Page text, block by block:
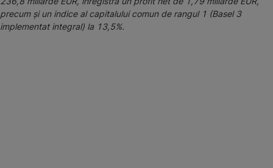
precum și un indice al capitalului comun de rangul 1 (Basel 3
implementat integral) la 13,5%.